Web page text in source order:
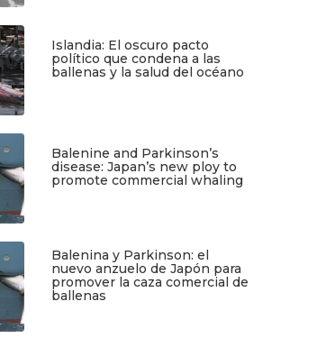
Islandia: El oscuro pacto
político que condena a las
ballenas y la salud del océano
Balenine and Parkinson’s
disease: Japan’s new ploy to
promote commercial whaling
Balenina y Parkinson: el
nuevo anzuelo de Japón para
promover la caza comercial de
ballenas
Regístrate y recibirás gratis en tu
correo nuestra Guía de Identificación
de Pequeños Cetáceos de Chile, así
como nuestro boletín de novedades y
noticias cada mes.